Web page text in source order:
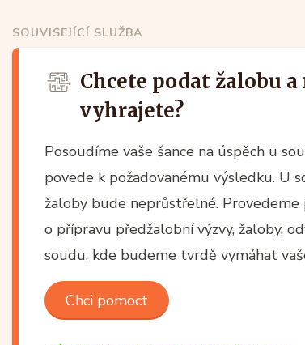
SOUVISEJÍCÍ SLUŽBA
Chcete podat žalobu
vyhrajete?
Posoudíme vaše šance na úspěch u
povede k požadovanému výsledku. U
žaloby bude neprůstřelné.
o přípravu předžalobní výzvy, žaloby,
soudu, kde budeme tvrdě vymáhat
Chci pomoct